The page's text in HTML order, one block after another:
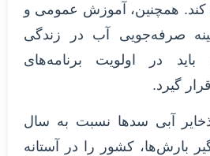
همچنین، آموزش عمومی و
صرفه‌جویی آب در زندگی
باید در اولویت برنامه‌های
گیرد.
ذخایر آبی سدها نسبت به سال
بارش‌ها، کشور را در آستانه